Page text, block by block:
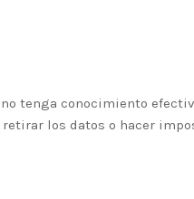
tenga conocimiento
los datos o hacer